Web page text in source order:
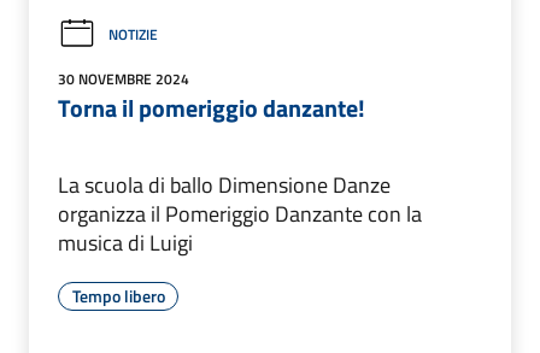
NOTIZIE
30 NOVEMBRE 2024
Torna il pomeriggio danzante!
La scuola di ballo Dimensione Danze
organizza il Pomeriggio Danzante con la
musica di Luigi
Tempo libero